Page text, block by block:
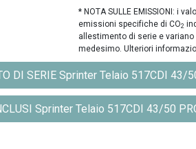
* NOTA SULLE EMISSIONI: i
emissioni specifiche di CO2
allestimento di serie e
medesimo. Ulteriori
DI SERIE Sprinter Telaio 517CDI 43/
Sprinter Telaio 517CDI 43/50